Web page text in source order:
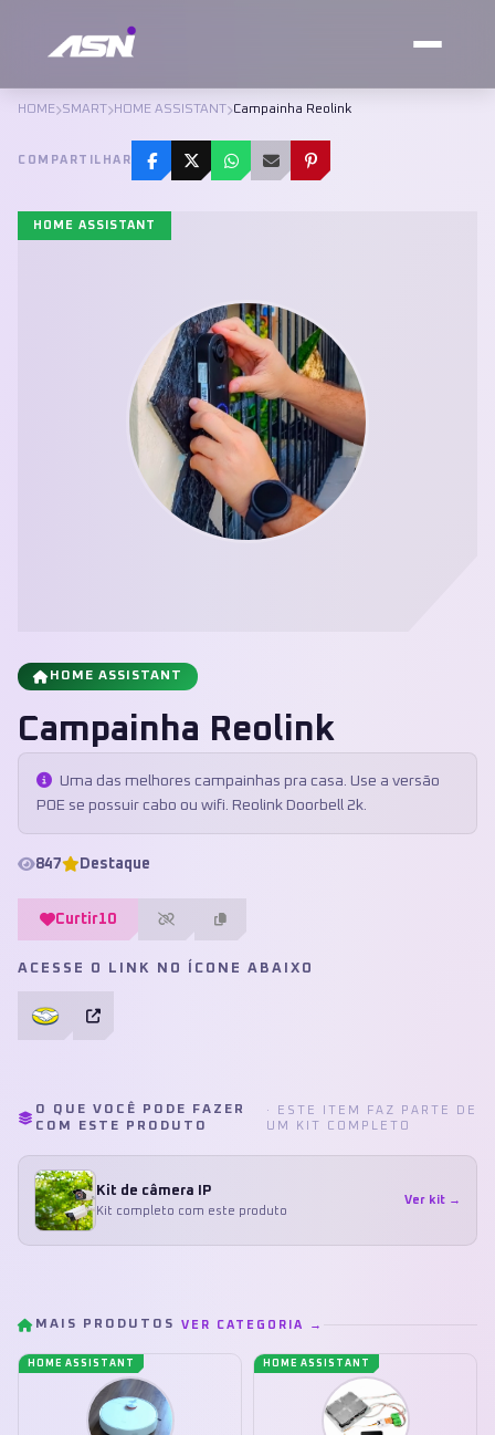
HOME SMART HOME ASSISTANT Campainha Reolink
COMPARTILHAR
HOME ASSISTANT
HOME ASSISTANT
Campainha Reolink
Uma das melhores campainhas pra casa. Use a versão
POE se possuir cabo ou wifi. Reolink Doorbell 2k.
847 Destaque
Curtir10
ACESSE O LINK NO ÍCONE ABAIXO
O QUE VOCÊ PODE FAZER
COM ESTE PRODUTO
· ESTE ITEM FAZ PARTE DE
UM KIT COMPLETO
Kit de câmera IP
Kit completo com este produto
Ver kit →
MAIS PRODUTOS VER CATEGORIA →
HOME ASSISTANT HOME ASSISTANT